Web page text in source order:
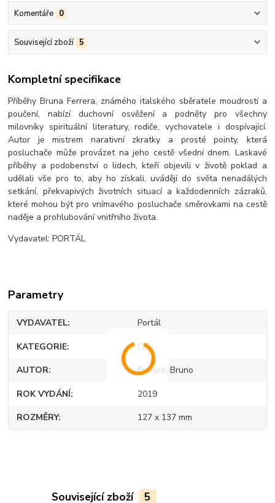
Komentáře 0
Související zboží 5
Kompletní specifikace
Příběhy Bruna Ferrera, známého italského sběratele moudrostí a
poučení, nabízí duchovní osvěžení a podněty pro všechny
milovníky spirituální literatury, rodiče, vychovatele i dospívající.
Autor je mistrem narativní zkratky a prosté pointy, která
posluchače může provázet na jeho cestě všední dnem. Laskavé
příběhy a podobenství o lidech, kteří objevili v životě poklad a
udělali vše pro to, aby ho získali, uvádějí do světa nenadálých
setkání, překvapivých životních situací a každodenních zázraků,
které mohou být pro vnímavého posluchače směrovkami na cestě
naděje a prohlubování vnitřního života.
Vydavatel: PORTÁL
Parametry
VYDAVATEL Portál
KATEGORIE CD
AUTOR Ferrero, Bruno
ROK VYDÁNÍ 2019
ROZMĚRY 127 x 137 mm
Související zboží 5